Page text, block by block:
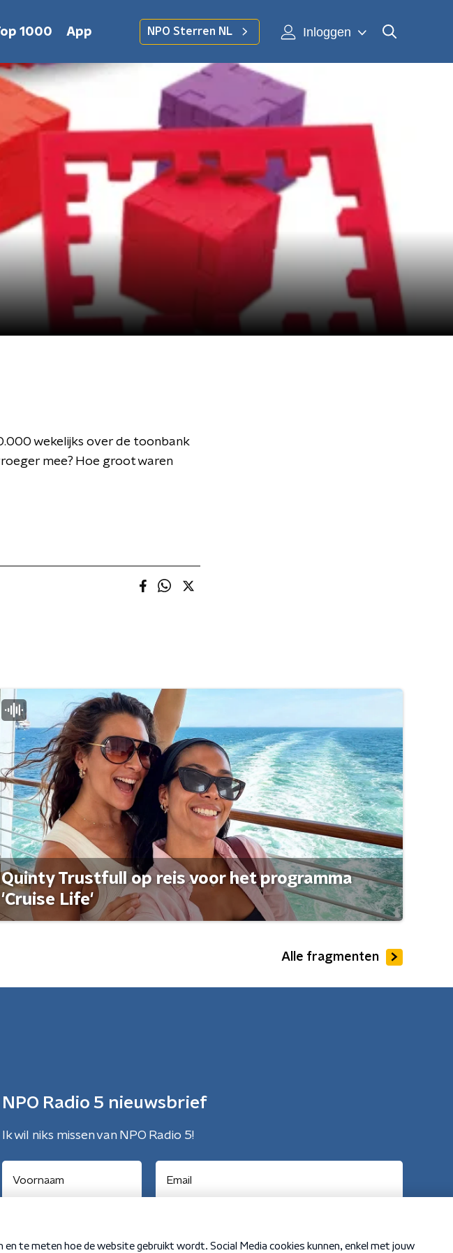
1000 App NPO Sterren NL Inloggen
wekelijks over de toonbank
mee? Hoe groot waren
Quinty Trustfull op reis voor het programma
'Cruise Life'
Alle fragmenten
NPO Radio 5 nieuwsbrief
Ik wil niks missen van NPO Radio 5!